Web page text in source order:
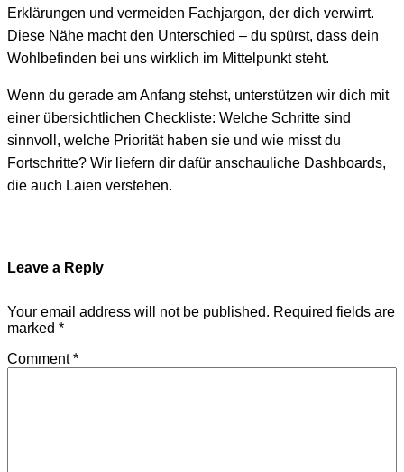
Erklärungen und vermeiden Fachjargon, der dich verwirrt.
Diese Nähe macht den Unterschied – du spürst, dass dein
Wohlbefinden bei uns wirklich im Mittelpunkt steht.
Wenn du gerade am Anfang stehst, unterstützen wir dich mit
einer übersichtlichen Checkliste: Welche Schritte sind
sinnvoll, welche Priorität haben sie und wie misst du
Fortschritte? Wir liefern dir dafür anschauliche Dashboards,
die auch Laien verstehen.
Leave a Reply
Your email address will not be published. Required fields are
marked *
Comment*